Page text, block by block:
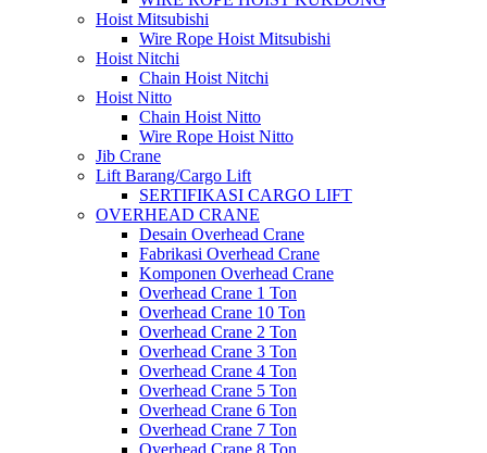
Hoist Mitsubishi
Wire Rope Hoist Mitsubishi
Hoist Nitchi
Chain Hoist Nitchi
Hoist Nitto
Chain Hoist Nitto
Wire Rope Hoist Nitto
Jib Crane
Lift Barang/Cargo Lift
SERTIFIKASI CARGO LIFT
OVERHEAD CRANE
Desain Overhead Crane
Fabrikasi Overhead Crane
Komponen Overhead Crane
Overhead Crane 1 Ton
Overhead Crane 10 Ton
Overhead Crane 2 Ton
Overhead Crane 3 Ton
Overhead Crane 4 Ton
Overhead Crane 5 Ton
Overhead Crane 6 Ton
Overhead Crane 7 Ton
Overhead Crane 8 Ton